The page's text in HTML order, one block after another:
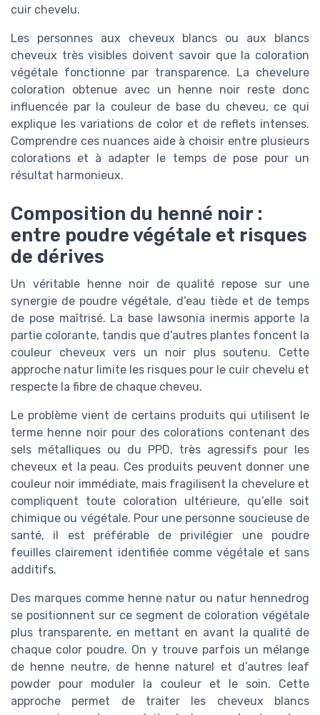
cuir chevelu.
Les personnes aux cheveux blancs ou aux blancs
cheveux très visibles doivent savoir que la coloration
végétale fonctionne par transparence. La chevelure
coloration obtenue avec un henne noir reste donc
influencée par la couleur de base du cheveu, ce qui
explique les variations de color et de reflets intenses.
Comprendre ces nuances aide à choisir entre plusieurs
colorations et à adapter le temps de pose pour un
résultat harmonieux.
Composition du henné noir :
entre poudre végétale et risques
de dérives
Un véritable henne noir de qualité repose sur une
synergie de poudre végétale, d’eau tiède et de temps
de pose maîtrisé. La base lawsonia inermis apporte la
partie colorante, tandis que d’autres plantes foncent la
couleur cheveux vers un noir plus soutenu. Cette
approche natur limite les risques pour le cuir chevelu et
respecte la fibre de chaque cheveu.
Le problème vient de certains produits qui utilisent le
terme henne noir pour des colorations contenant des
sels métalliques ou du PPD, très agressifs pour les
cheveux et la peau. Ces produits peuvent donner une
couleur noir immédiate, mais fragilisent la chevelure et
compliquent toute coloration ultérieure, qu’elle soit
chimique ou végétale. Pour une personne soucieuse de
santé, il est préférable de privilégier une poudre
feuilles clairement identifiée comme végétale et sans
additifs.
Des marques comme henne natur ou natur hennedrog
se positionnent sur ce segment de coloration végétale
plus transparente, en mettant en avant la qualité de
chaque color poudre. On y trouve parfois un mélange
de henne neutre, de henne naturel et d’autres leaf
powder pour moduler la couleur et le soin. Cette
approche permet de traiter les cheveux blancs